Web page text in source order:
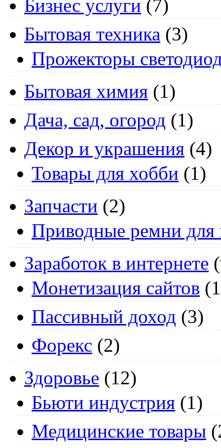
Бизнес услуги (7)
Бытовая техника (3)
Прожекторы
Бытовая химия (1)
Дача, сад, огород (1)
Декор и украшения (4)
Товары для хобби (1)
Запчасти (2)
Приводные ремни для
Заработок в интернете
Монетизация сайтов
Пассивный доход (3)
Форекс (2)
Здоровье (12)
Бьюти индустрия (1)
Медицинские товары